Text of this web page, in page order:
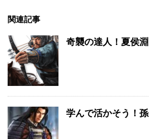
関連記事
奇襲の達人！夏侯
学んで活かそう！